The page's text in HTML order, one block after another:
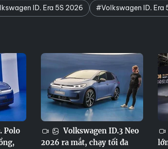
ID. Era 5S 2026
#Volkswagen ID. Era
Polo
Volkswagen ID.3 Neo
2026 ra mắt, chạy tối đa